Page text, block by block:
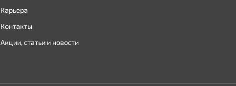
Карьера
Контакты
Акции, статьи и новости